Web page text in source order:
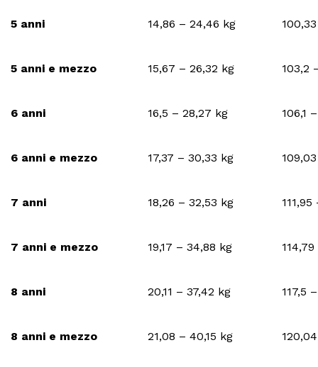
5 anni 14,86 – 24,46 kg
5 anni e mezzo 15,67 – 26,32 kg 103,2
6 anni 16,5 – 28,27 kg 106,1
6 anni e mezzo 17,37 – 30,33 kg
7 anni 18,26 – 32,53 kg
7 anni e mezzo 19,17 – 34,88 kg
8 anni 20,11 – 37,42 kg 117,5
8 anni e mezzo 21,08 – 40,15 kg